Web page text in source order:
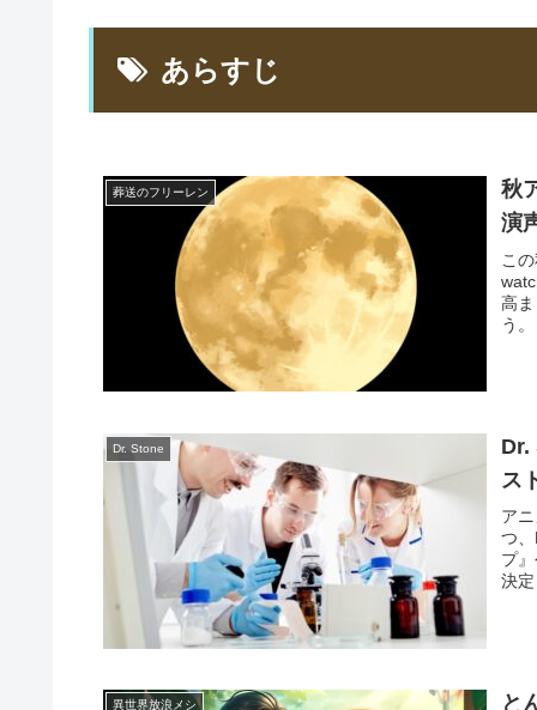
あらすじ
葬送のフリーレン
秋
演
こ
高
う
Dr. Stone
Dr.
ス
ア
つ
プ
決
異世界放浪メシ
と